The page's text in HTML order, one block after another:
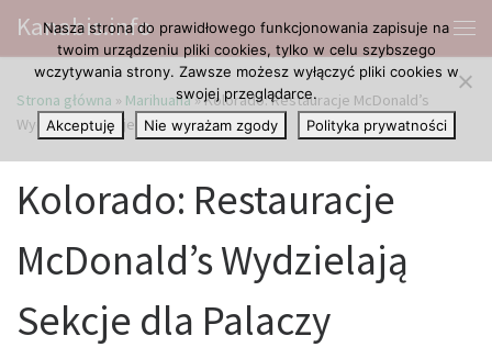
Przejdź do treści
Kanabis.info
Strona główna » Marihuana »Kolorado: Restauracje McDonald’s
Wydzielają Sekcje dla Palaczy Marihuany
Kolorado: Restauracje
McDonald’s Wydzielają
Sekcje dla Palaczy
Nasza strona do prawidłowego funkcjonowania zapisuje na
twoim urządzeniu pliki cookies, tylko w celu szybszego
wczytywania strony. Zawsze możesz wyłączyć pliki cookies w
swojej przeglądarce.
Akceptuję
Nie wyrażam zgody Polityka prywatności